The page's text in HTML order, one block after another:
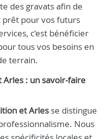
des gravats afin de
prêt pour vos futurs
c’est bénéficier
tous vos besoins en
terrain.
: un savoir-faire
et Arles se distingue
Nous